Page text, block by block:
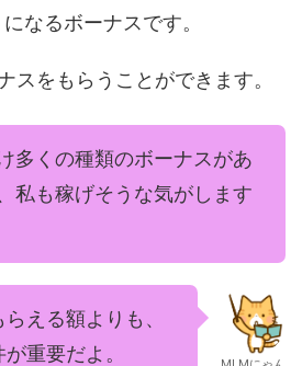
なるボーナスです。
スをもらうことができます。
多くの種類のボーナスがあ
私も稼げそうな気がします
える額よりも、
重要だよ。